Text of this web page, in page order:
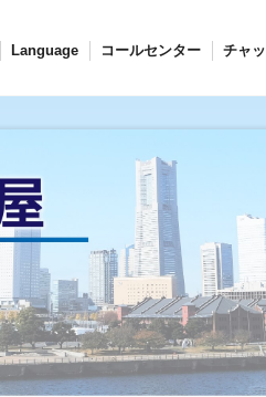
Language コールセンター チャ